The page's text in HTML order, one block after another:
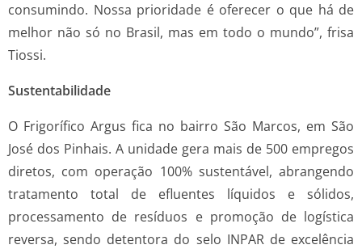
consumindo. Nossa prioridade é oferecer o que há de
melhor não só no Brasil, mas em todo o mundo”, frisa
Tiossi.
Sustentabilidade
O Frigorífico Argus fica no bairro São Marcos, em São
José dos Pinhais. A unidade gera mais de 500 empregos
diretos, com operação 100% sustentável, abrangendo
tratamento total de efluentes líquidos e sólidos,
processamento de resíduos e promoção de logística
reversa, sendo detentora do selo INPAR de excelência